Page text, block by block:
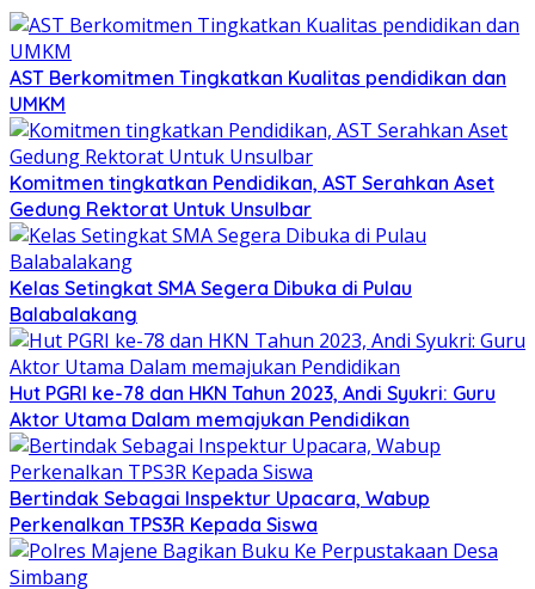
AST Berkomitmen Tingkatkan Kualitas pendidikan dan
UMKM
Komitmen tingkatkan Pendidikan, AST Serahkan Aset
Gedung Rektorat Untuk Unsulbar
Kelas Setingkat SMA Segera Dibuka di Pulau
Balabalakang
Hut PGRI ke-78 dan HKN Tahun 2023, Andi Syukri: Guru
Aktor Utama Dalam memajukan Pendidikan
Bertindak Sebagai Inspektur Upacara, Wabup
Perkenalkan TPS3R Kepada Siswa